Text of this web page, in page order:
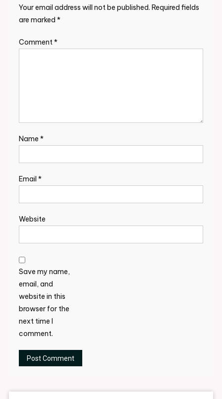
Your email address will not be published. Required fields
are marked *
Comment*
Name *
Email *
Website
Save my name,
email, and
website in this
browser for the
next time I
comment.